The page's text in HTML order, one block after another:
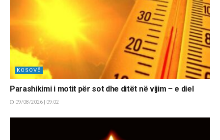
KOSOVË
Parashikimi i motit për sot dhe ditët në vijim – e diel
09/08/2026 | 09:02